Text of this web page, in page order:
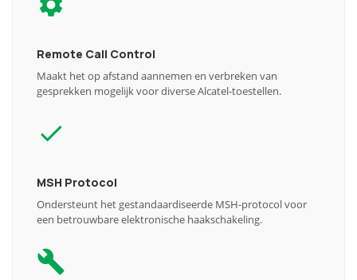
Remote Call Control
Maakt het op afstand aannemen en verbreken van
gesprekken mogelijk voor diverse Alcatel-toestellen.
MSH Protocol
Ondersteunt het gestandaardiseerde MSH-protocol voor
een betrouwbare elektronische haakschakeling.